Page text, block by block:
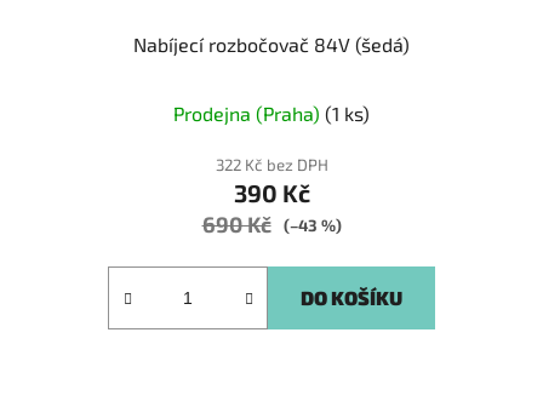
Nabíjecí rozbočovač 84V (šedá)
Prodejna (Praha) (1 ks)
322 Kč bez DPH
390 Kč
690 Kč (–43 %)
DO KOŠÍKU